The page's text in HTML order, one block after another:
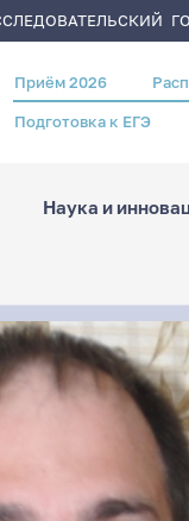
Header
menu
Приём 2026
Подготовка к ЕГЭ
Наука и